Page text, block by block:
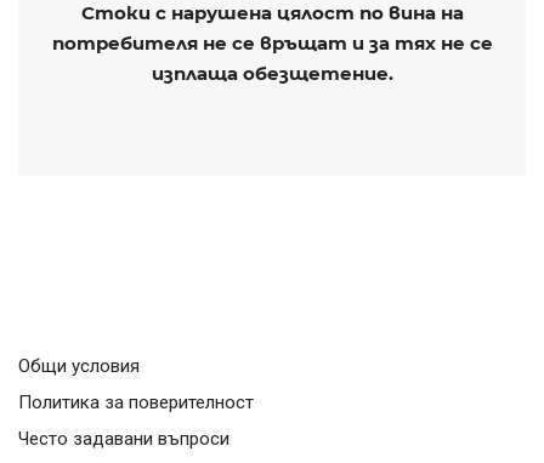
Стоки с нарушена цялост по вина на
потребителя не се връщат и за тях не се
изплаща обезщетение.
Общи условия
Политика за поверителност
Често задавани въпроси